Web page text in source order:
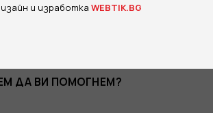
и изработка WEBTIK.BG
ДА ВИ ПОМОГНЕМ?